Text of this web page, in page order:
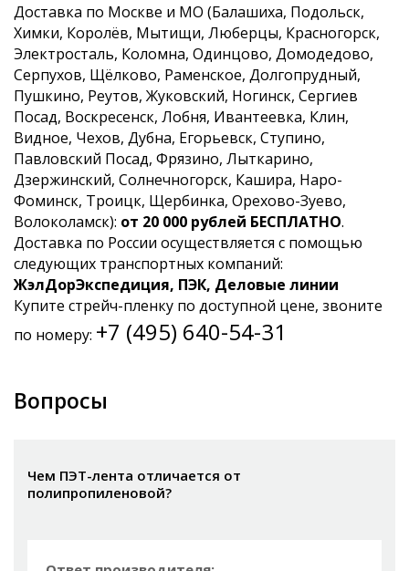
Доставка по Москве и МО (Балашиха, Подольск,
Химки, Королёв, Мытищи, Люберцы, Красногорск,
Электросталь, Коломна, Одинцово, Домодедово,
Серпухов, Щёлково, Раменское, Долгопрудный,
Пушкино, Реутов, Жуковский, Ногинск, Сергиев
Посад, Воскресенск, Лобня, Ивантеевка, Клин,
Видное, Чехов, Дубна, Егорьевск, Ступино,
Павловский Посад, Фрязино, Лыткарино,
Дзержинский, Солнечногорск, Кашира, Наро-
Фоминск, Троицк, Щербинка, Орехово-Зуево,
Волоколамск): от 20 000 рублей БЕСПЛАТНО.
Доставка по России осуществляется с помощью
следующих транспортных компаний:
ЖэлДорЭкспедиция, ПЭК, Деловые линии
Купите стрейч-пленку по доступной цене, звоните
по номеру: +7 (495) 640-54-31
Вопросы
Чем ПЭТ-лента отличается от
полипропиленовой?